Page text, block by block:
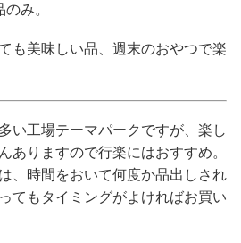
み。
も美味しい品、週末のおやつで楽
い工場テーマパークですが、楽し
ありますので行楽にはおすすめ。
、時間をおいて何度か品出しされ
てもタイミングがよければお買い